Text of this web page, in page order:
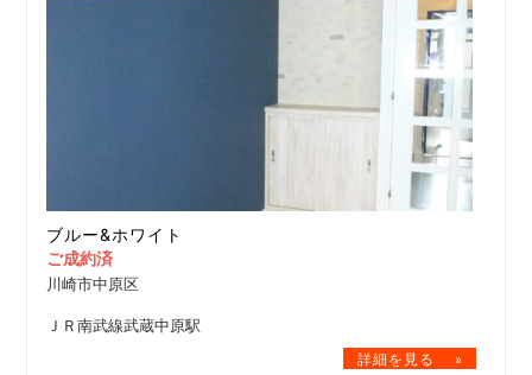
ブルー&ホワイト
ご成約済
川崎市中原区
ＪＲ南武線武蔵中原駅